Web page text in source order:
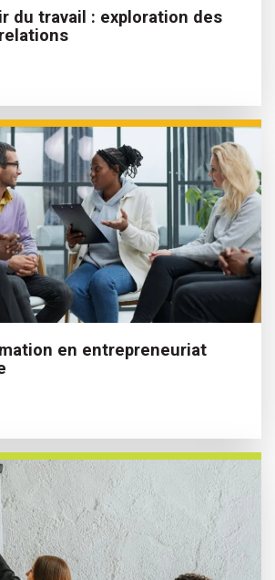
du travail : exploration des
en entrepreneuriat